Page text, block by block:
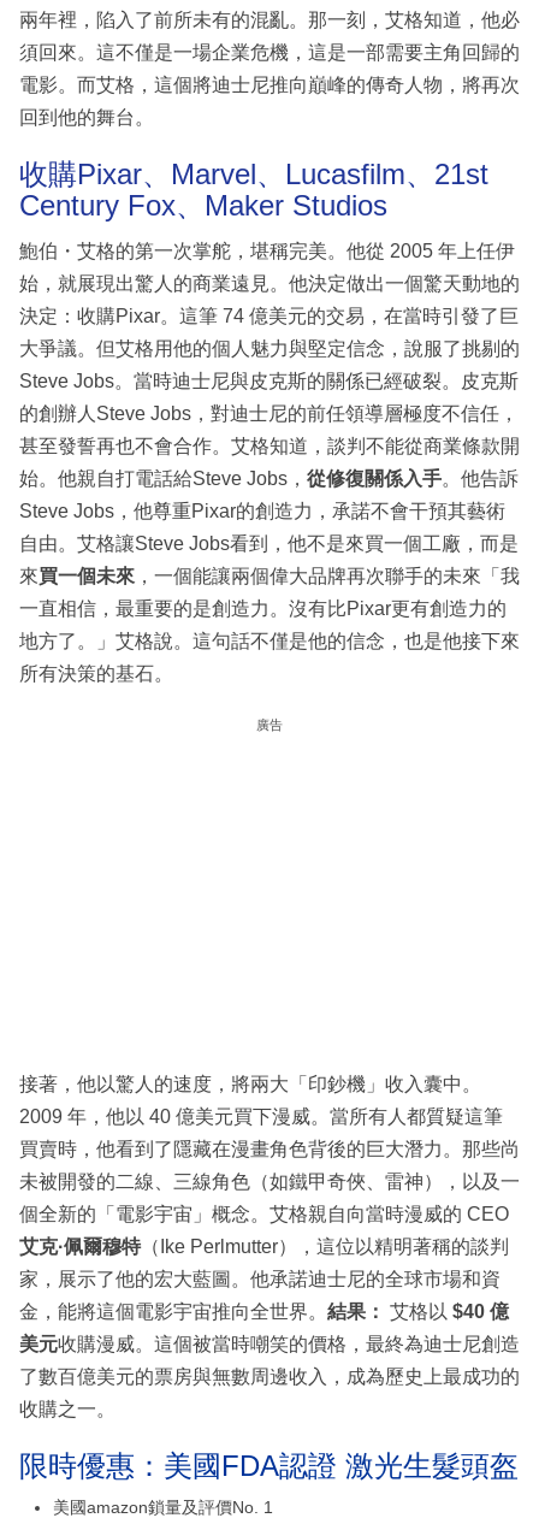
兩年裡，陷入了前所未有的混亂。那一刻，艾格知道，他必
須回來。這不僅是一場企業危機，這是一部需要主角回歸的
電影。而艾格，這個將迪士尼推向巔峰的傳奇人物，將再次
回到他的舞台。
收購Pixar、Marvel、Lucasfilm、21st
Century Fox、Maker Studios
鮑伯・艾格的第一次掌舵，堪稱完美。他從 2005 年上任伊
始，就展現出驚人的商業遠見。他決定做出一個驚天動地的
決定：收購Pixar。這筆 74 億美元的交易，在當時引發了巨
大爭議。但艾格用他的個人魅力與堅定信念，說服了挑剔的
Steve Jobs。當時迪士尼與皮克斯的關係已經破裂。皮克斯
的創辦人Steve Jobs，對迪士尼的前任領導層極度不信任，
甚至發誓再也不會合作。艾格知道，談判不能從商業條款開
始。他親自打電話給Steve Jobs， 從修復關係入手。他告訴
Steve Jobs，他尊重Pixar的創造力，承諾不會干預其藝術
自由。艾格讓Steve Jobs看到，他不是來買一個工廠，而是
來買一個未來 ，一個能讓兩個偉大品牌再次聯手的未來「我
一直相信，最重要的是創造力。沒有比Pixar更有創造力的
地方了。」艾格說。這句話不僅是他的信念，也是他接下來
所有決策的基石。
廣告
接著，他以驚人的速度，將兩大「印鈔機」收入囊中。
2009 年，他以 40 億美元買下漫威。當所有人都質疑這筆
買賣時，他看到了隱藏在漫畫角色背後的巨大潛力。那些尚
未被開發的二線、三線角色（如鐵甲奇俠、雷神），以及一
個全新的「電影宇宙」概念。艾格親自向當時漫威的 CEO
艾克·佩爾穆特（Ike Perlmutter），這位以精明著稱的談判
家，展示了他的宏大藍圖。他承諾迪士尼的全球市場和資
金，能將這個電影宇宙推向全世界。 結果： 艾格以 $40 億
美元收購漫威。這個被當時嘲笑的價格，最終為迪士尼創造
了數百億美元的票房與無數周邊收入，成為歷史上最成功的
收購之一。
限時優惠：美國FDA認證 激光生髮頭盔
美國amazon鎖量及評價No. 1